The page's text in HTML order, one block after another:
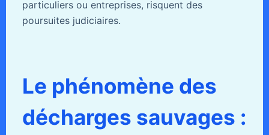
particuliers ou entreprises, risquent des
poursuites judiciaires.
Le phénomène des
décharges sauvages :